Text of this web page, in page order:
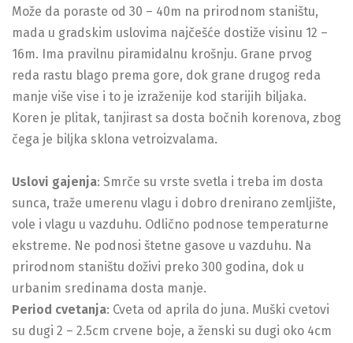
Može da poraste od 30 – 40m na prirodnom staništu,
mada u gradskim uslovima najčešće dostiže visinu 12 –
16m. Ima pravilnu piramidalnu krošnju. Grane prvog
reda rastu blago prema gore, dok grane drugog reda
manje više vise i to je izraženije kod starijih biljaka.
Koren je plitak, tanjirast sa dosta bočnih korenova, zbog
čega je biljka sklona vetroizvalama.
Uslovi gajenja: Smrče su vrste svetla i treba im dosta
sunca, traže umerenu vlagu i dobro drenirano zemljište,
vole i vlagu u vazduhu. Odlično podnose temperaturne
ekstreme. Ne podnosi štetne gasove u vazduhu. Na
prirodnom staništu doživi preko 300 godina, dok u
urbanim sredinama dosta manje.
Period cvetanja: Cveta od aprila do juna. Muški cvetovi
su dugi 2 – 2.5cm crvene boje, a ženski su dugi oko 4cm